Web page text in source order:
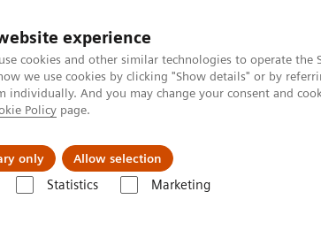
experience
cookies and other similar technologies to operate the
we use cookies by clicking "Show details" or by
individually. And you may change your consent and
Policy page.
only Allow selection
Statistics Marketing
Servicios post venta